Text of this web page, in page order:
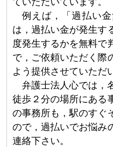
例えば，「過払い
は，過払い金が発生す
度発生するかを無料で
で，ご依頼いただく際
よう提供させていただ
弁護士法人心では，
徒歩２分の場所にある
の事務所も，駅のすぐ
ので，過払いでお悩み
連絡下さい。